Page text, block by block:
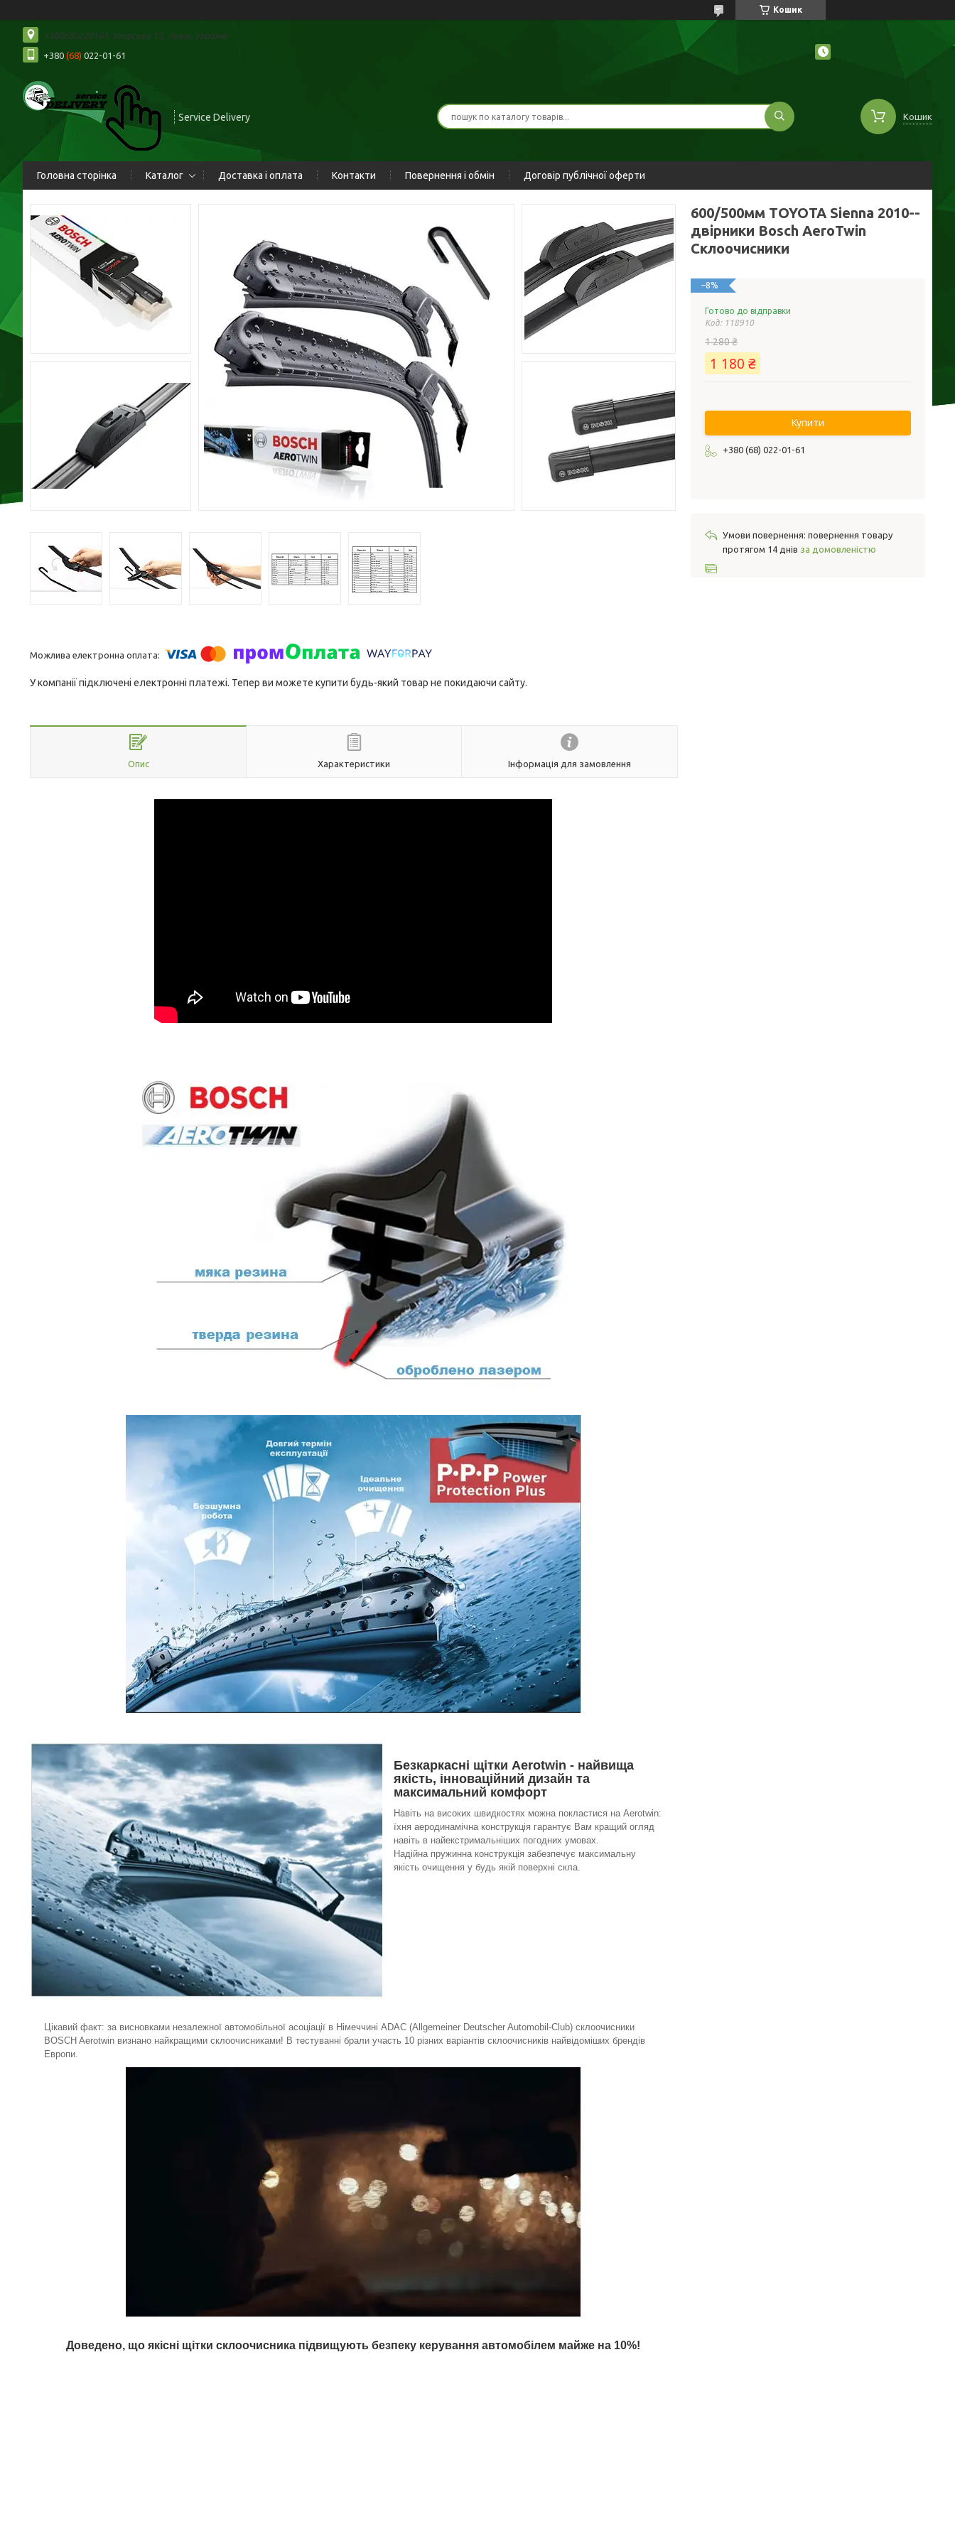
Кошик
+380680220161, Угорська 15, Львів, Україна
+380 (68) 022-01-61
Service Delivery Кошик
Головна сторінка Каталог Доставка і оплата Контакти Повернення і обмін Договір публічної оферти
У компанії підключені електронні платежі. Тепер ви можете купити будь-який товар не покидаючи сайту.
Опис Характеристики Інформація для замовлення
Безкаркасні щітки Aerotwin - найвища
якість, інноваційний дизайн та
максимальний комфорт
Навіть на високих швидкостях можна покластися на Aerotwin:
їхня аеродинамічна конструкція гарантує Вам кращий огляд
навіть в найекстримальніших погодних умовах.
Надійна пружинна конструкція забезпечує максимальну
якість очищення у будь якій поверхні скла.
Цікавий факт: за висновками незалежної автомобільної асоціації в Німеччині ADAC (Allgemeiner Deutscher Automobil-Club) склоочисники
BOSCH Aerotwin визнано найкращими склоочисниками! В тестуванні брали участь 10 різних варіантів склоочисників найвідоміших брендів
Европи.
Доведено, що якісні щітки склоочисника підвищують безпеку керування автомобілем майже на 10%!
600/500мм TOYOTA Sienna 2010--
двірники Bosch AeroTwin
Склоочисники
–8%
Готово до відправки
Код: 118910
1 280 ₴
1 180 ₴
Купити
+380 (68) 022-01-61
повернення товару
протягом 14 днів за домовленістю